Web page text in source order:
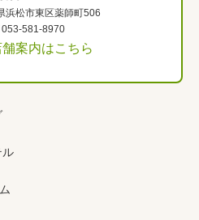
浜松市東区薬師町506
053-581-8970
舗案内はこちら
ル